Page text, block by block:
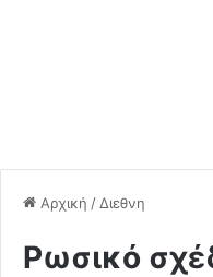
Αρχική / Διεθνη
Ρωσικό